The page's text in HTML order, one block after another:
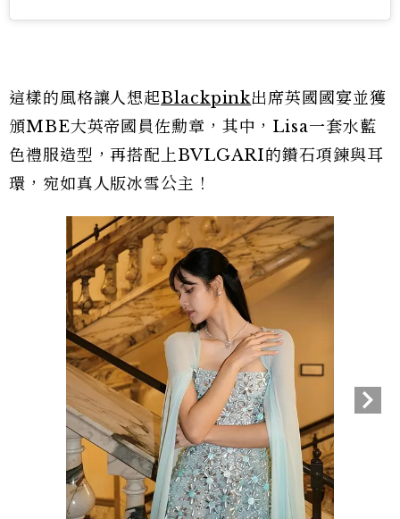
這樣的風格讓人想起Blackpink出席英國國宴並獲
頒MBE大英帝國員佐勳章，其中，Lisa一套水藍
色禮服造型，再搭配上BVLGARI的鑽石項鍊與耳
環，宛如真人版冰雪公主！